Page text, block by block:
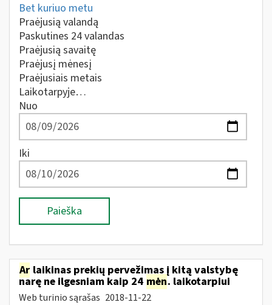
Bet kuriuo metu
Praėjusią valandą
Paskutines 24 valandas
Praėjusią savaitę
Praėjusį mėnesį
Praėjusiais metais
Laikotarpyje…
Nuo
Iki
Paieška
Ar laikinas prekių pervežimas į kitą valstybę
narę ne ilgesniam kaip 24 mėn. laikotarpiui
Web turinio sąrašas 2018-11-22